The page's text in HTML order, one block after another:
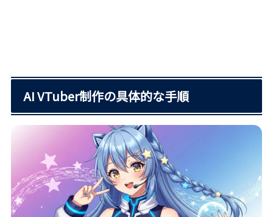
AI VTuber制作の具体的な手順